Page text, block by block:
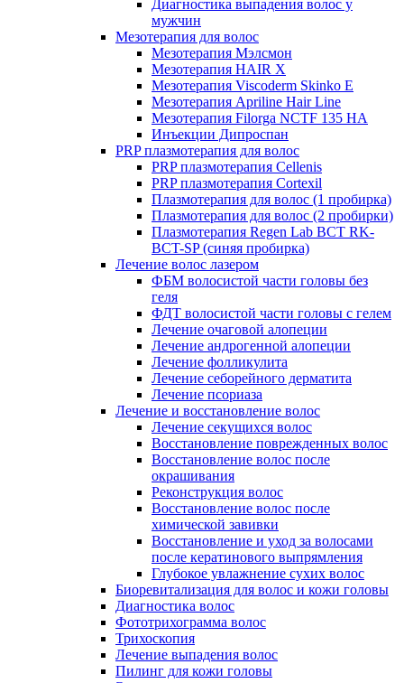
Диагностика выпадения волос у
мужчин
Мезотерапия для волос
Мезотерапия Мэлсмон
Мезотерапия HAIR X
Мезотерапия Viscoderm Skinko E
Мезотерапия Apriline Hair Line
Мезотерапия Filorga NCTF 135 HA
Инъекции Дипроспан
PRP плазмотерапия для волос
PRP плазмотерапия Cellenis
PRP плазмотерапия Cortexil
Плазмотерапия для волос (1 пробирка)
Плазмотерапия для волос (2 пробирки)
Плазмотерапия Regen Lab BCT RK-
BCT-SP (синяя пробирка)
Лечение волос лазером
ФБМ волосистой части головы без
геля
ФДТ волосистой части головы с гелем
Лечение очаговой алопеции
Лечение андрогенной алопеции
Лечение фолликулита
Лечение себорейного дерматита
Лечение псориаза
Лечение и восстановление волос
Лечение секущихся волос
Восстановление поврежденных волос
Восстановление волос после
окрашивания
Реконструкция волос
Восстановление волос после
химической завивки
Восстановление и уход за волосами
после кератинового выпрямления
Глубокое увлажнение сухих волос
Биоревитализация для волос и кожи головы
Диагностика волос
Фототрихограмма волос
Трихоскопия
Лечение выпадения волос
Пилинг для кожи головы